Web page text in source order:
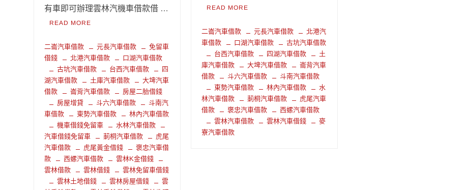
有車即可辦理雲林汽機車借款借 …
READ MORE
二崙汽車借款 元長汽車借款
免留車
借錢
北港汽車借款
口湖汽車借款
古坑汽車借款
台西汽車借款
四
湖汽車借款
土庫汽車借款
大埤汽車
借款
崙背汽車借款
房屋二胎借錢
房屋增貸
斗六汽車借款
斗南汽
車借款
東勢汽車借款
林內汽車借款
機車借錢免留車
水林汽車借款
汽車借錢免留車
莿桐汽車借款
虎尾
汽車借款
虎尾黃金借錢
褒忠汽車借
款
西螺汽車借款
雲林K金借錢
雲林借款
雲林借錢
雲林免留車借錢
雲林土地借錢
雲林房屋借錢
雲
READ MORE
二崙汽車借款 元長汽車借款
北港汽
車借款
口湖汽車借款
古坑汽車借款
台西汽車借款
四湖汽車借款
土
庫汽車借款
大埤汽車借款
崙背汽車
借款
斗六汽車借款
斗南汽車借款
東勢汽車借款
林內汽車借款
水
林汽車借款
莿桐汽車借款
虎尾汽車
借款
褒忠汽車借款
西螺汽車借款
雲林汽車借款
雲林汽車借錢
麥
寮汽車借款